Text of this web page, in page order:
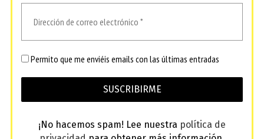
Permito que me enviéis emails con las últimas entradas
¡No hacemos spam! Lee nuestra política de